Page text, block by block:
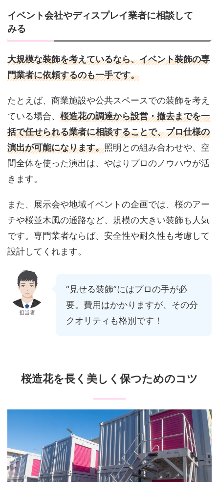
イベント会社やディスプレイ業者に相談して
みる
大規模な装飾を考えているなら、イベント装飾の専
門業者に依頼するのも一手です。
たとえば、商業施設や公共スペースでの装飾を考え
ている場合、 桜造花の調達から設営・撤去までを一
括で任せられる業者に相談することで、プロ仕様の
演出が可能になります。照明との組み合わせや、空
間全体を使った演出は、やはりプロのノウハウが活
きます。
また、展示会や地域イベントの企画では、桜のアー
チや桜並木風の通路など、規模の大きい装飾も人気
です。専門業者ならば、安全性や耐久性も考慮して
設計してくれます。
担当者
“見せる装飾”にはプロの手が必
要。費用はかかりますが、その分
クオリティも格別です！
桜造花を長く美しく保つためのコツ